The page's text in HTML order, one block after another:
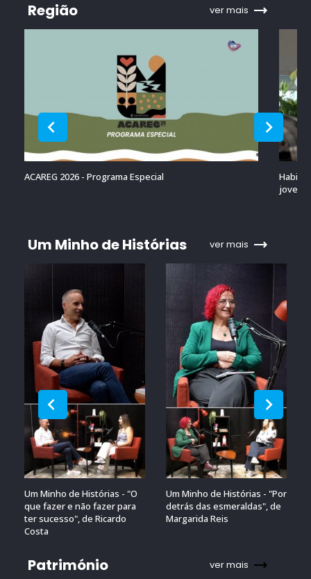
Região ver mais
ACAREG 2026 - Programa Especial
jovens
Um Minho de Histórias ver mais
Um Minho de Histórias - "O
que fazer e não fazer para
ter sucesso", de Ricardo
Costa
Um Minho de Histórias - "Por
detrás das esmeraldas", de
Margarida Reis
Património ver mais